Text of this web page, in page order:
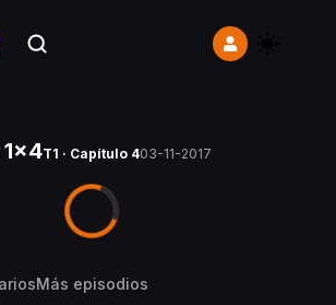
T1 · Capítulo 403-11-2017
Más episodios